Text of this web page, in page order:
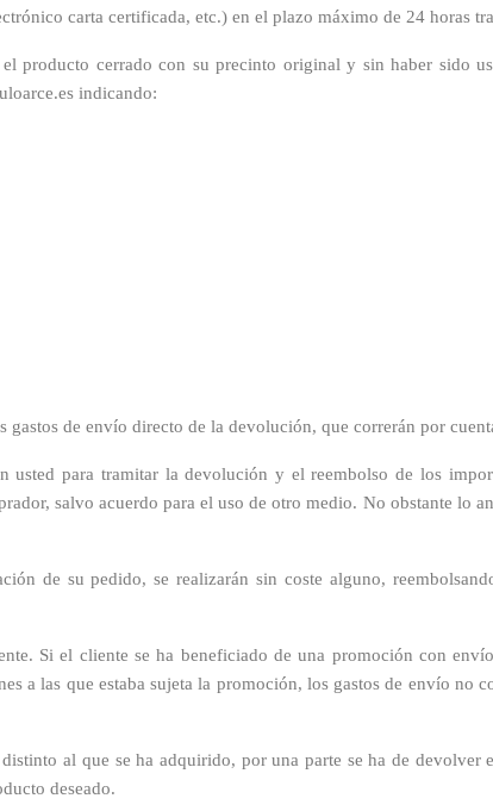
carta certificada, etc.) en el plazo máximo de 24 horas
producto cerrado con su precinto original y sin haber sido
indicando:
de envío directo de la devolución, que correrán por
para tramitar la devolución y el reembolso de los
salvo acuerdo para el uso de otro medio. No obstante lo
de su pedido, se realizarán sin coste alguno,
Si el cliente se ha beneficiado de una promoción con
a las que estaba sujeta la promoción, los gastos de envío no
al que se ha adquirido, por una parte se ha de devolver
deseado.